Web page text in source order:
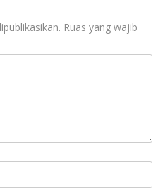
Ruas yang wajib